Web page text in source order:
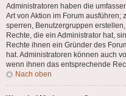
Administratoren haben die
Art von Aktion im Forum ausführen;
sperren, Benutzergruppen
Rechte, die ein Administrator hat,
Rechte ihnen ein Gründer des
hat. Administratoren können auch
wenn ihnen das entsprechende
Nach oben